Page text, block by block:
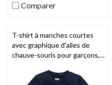
Comparer
T-shirt à manches courtes
avec graphique d'ailes de
chauve-souris pour garçons,